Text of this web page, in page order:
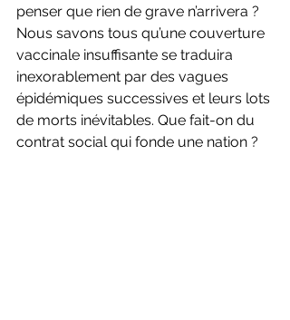
penser que rien de grave n’arrivera ?
Nous savons tous qu’une couverture
vaccinale insuffisante se traduira
inexorablement par des vagues
épidémiques successives et leurs lots
de morts inévitables. Que fait-on du
contrat social qui fonde une nation ?